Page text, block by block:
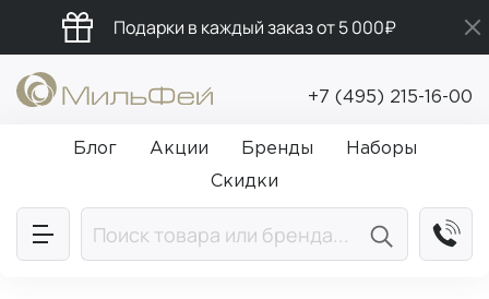
Подарки в каждый заказ от 5 000₽
Промокод ПРИВЕТ
Бесплатная доставка от 5 000₽
+7 (495) 215-16-00
Блог Акции Бренды
Наборы
Скидки